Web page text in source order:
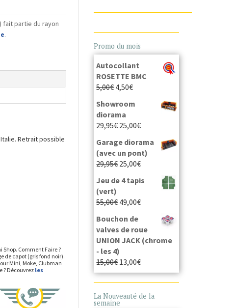
fait partie du rayon
.
Retrait possible
Shop. Comment Faire ?
de capot (gris fond noir).
Mini, Moke, Clubman
? Découvrez les
Promo du mois
Autocollant
ROSETTE BMC
5,00€4,50€
Showroom
diorama
29,95€25,00€
Garage diorama
(avec un pont)
29,95€25,00€
Jeu de 4 tapis
(vert)
55,00€49,00€
Bouchon de
valves de roue
UNION JACK (chrome
- les 4)
15,00€13,00€
La Nouveauté de la
semaine